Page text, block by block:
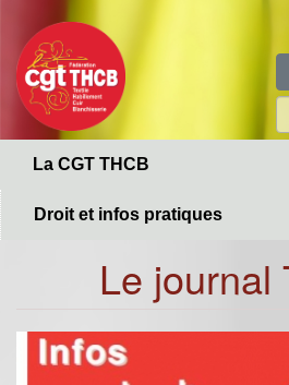
contenu
principal
La CGT THCB
Droit et infos pratiques
Le journal